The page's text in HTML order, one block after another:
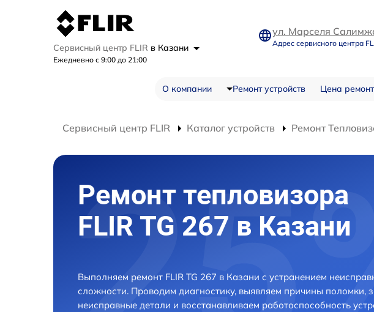
Сервисный центр FLIR в Казани
Ежедневно с 9:00 до 21:00
ул. Марселя
Адрес сервисного центра
О компании Ремонт устройств Цена
Сервисный центр FLIR Каталог устройств Ремонт
Ремонт тепловизора
FLIR TG 267 в Казани
Выполняем ремонт FLIR TG 267 в Казани с устранением
сложности. Проводим диагностику, выявляем причины поломки,
неисправные детали и восстанавливаем работоспособность